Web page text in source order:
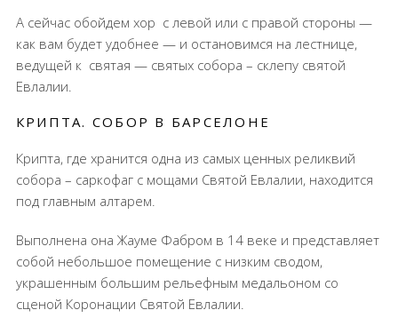
А сейчас обойдем хор с левой или с правой стороны —
как вам будет удобнее — и остановимся на лестнице,
ведущей к святая — святых собора – склепу святой
Евлалии.
КРИПТА. СОБОР В БАРСЕЛОНЕ
Крипта, где хранится одна из самых ценных реликвий
собора – саркофаг с мощами Святой Евлалии, находится
под главным алтарем.
Выполнена она Жауме Фабром в 14 веке и представляет
собой небольшое помещение с низким сводом,
украшенным большим рельефным медальоном со
сценой Коронации Святой Евлалии.